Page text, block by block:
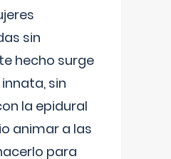
sin
hecho surge
sin
la epidural
animar a las
para